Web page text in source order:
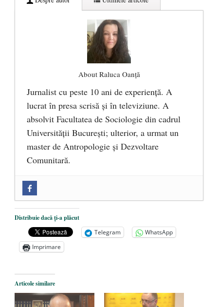
About Raluca Oanță
Jurnalist cu peste 10 ani de experiență. A
lucrat în presa scrisă și în televiziune. A
absolvit Facultatea de Sociologie din cadrul
Universității București; ulterior, a urmat un
master de Antropologie și Dezvoltare
Comunitară.
Mănăstirea „Sfânta Ana” Rohia. Părintele
Nicolae Steinhardt, comemorat la 102 ani
de la naștere - 29 iulie 2024
„Carnea cultivată” în laborator, tot mai
comercializare în UE
Părintele mărturisitor Constantin
Voicescu, pomenit, duminică, la
Distribuie dacă ți-a plăcut
Telegram
WhatsApp
Imprimare
Articole similare